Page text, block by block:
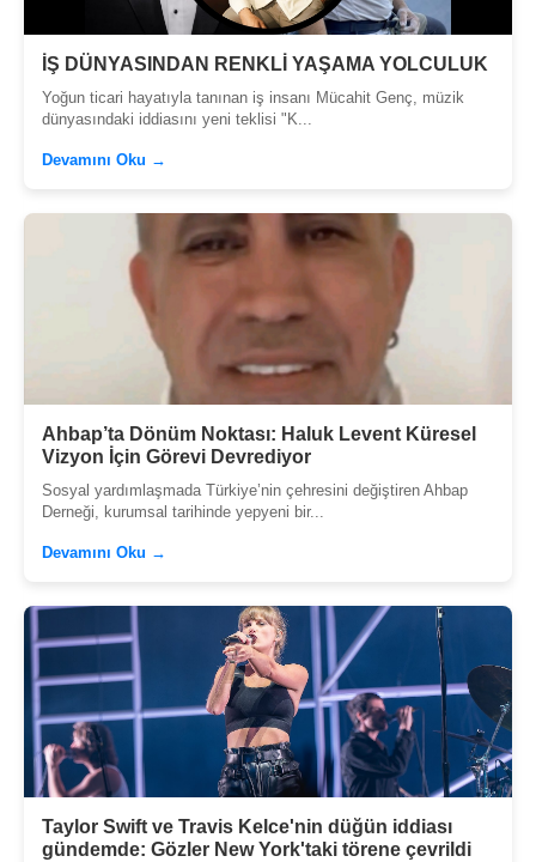
İŞ DÜNYASINDAN RENKLİ YAŞAMA YOLCULUK
Yoğun ticari hayatıyla tanınan iş insanı Mücahit Genç, müzik
dünyasındaki iddiasını yeni teklisi "K...
Devamını Oku →
Ahbap’ta Dönüm Noktası: Haluk Levent Küresel
Vizyon İçin Görevi Devrediyor
Sosyal yardımlaşmada Türkiye’nin çehresini değiştiren Ahbap
Derneği, kurumsal tarihinde yepyeni bir...
Devamını Oku →
Taylor Swift ve Travis Kelce'nin düğün iddiası
gündemde: Gözler New York'taki törene çevrildi